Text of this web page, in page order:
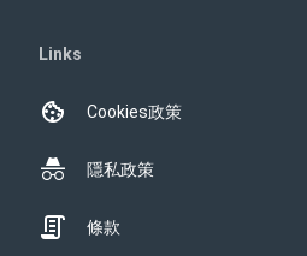
Links
Cookies政策
隱私政策
條款